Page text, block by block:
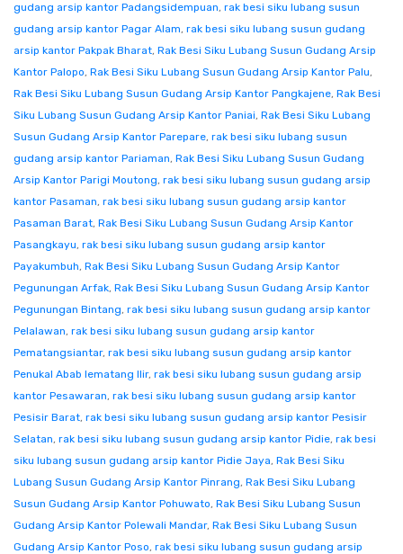
gudang arsip kantor Padangsidempuan, rak besi siku lubang susun
gudang arsip kantor Pagar Alam, rak besi siku lubang susun gudang
arsip kantor Pakpak Bharat, Rak Besi Siku Lubang Susun Gudang Arsip
Kantor Palopo, Rak Besi Siku Lubang Susun Gudang Arsip Kantor Palu,
Rak Besi Siku Lubang Susun Gudang Arsip Kantor Pangkajene, Rak Besi
Siku Lubang Susun Gudang Arsip Kantor Paniai, Rak Besi Siku Lubang
Susun Gudang Arsip Kantor Parepare, rak besi siku lubang susun
gudang arsip kantor Pariaman, Rak Besi Siku Lubang Susun Gudang
Arsip Kantor Parigi Moutong, rak besi siku lubang susun gudang arsip
kantor Pasaman, rak besi siku lubang susun gudang arsip kantor
Pasaman Barat, Rak Besi Siku Lubang Susun Gudang Arsip Kantor
Pasangkayu, rak besi siku lubang susun gudang arsip kantor
Payakumbuh, Rak Besi Siku Lubang Susun Gudang Arsip Kantor
Pegunungan Arfak, Rak Besi Siku Lubang Susun Gudang Arsip Kantor
Pegunungan Bintang, rak besi siku lubang susun gudang arsip kantor
Pelalawan, rak besi siku lubang susun gudang arsip kantor
Pematangsiantar, rak besi siku lubang susun gudang arsip kantor
Penukal Abab lematang Ilir, rak besi siku lubang susun gudang arsip
kantor Pesawaran, rak besi siku lubang susun gudang arsip kantor
Pesisir Barat, rak besi siku lubang susun gudang arsip kantor Pesisir
Selatan, rak besi siku lubang susun gudang arsip kantor Pidie, rak besi
siku lubang susun gudang arsip kantor Pidie Jaya, Rak Besi Siku
Lubang Susun Gudang Arsip Kantor Pinrang, Rak Besi Siku Lubang
Susun Gudang Arsip Kantor Pohuwato, Rak Besi Siku Lubang Susun
Gudang Arsip Kantor Polewali Mandar, Rak Besi Siku Lubang Susun
Gudang Arsip Kantor Poso, rak besi siku lubang susun gudang arsip